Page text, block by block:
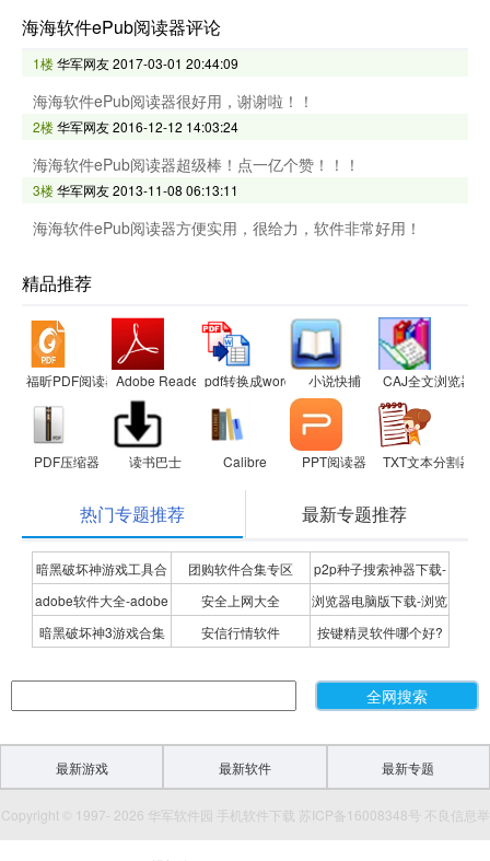
海海软件ePub阅读器评论
1楼华军网友2017-03-01 20:44:09
海海软件ePub阅读器很好用，谢谢啦！！
2楼华军网友2016-12-12 14:03:24
海海软件ePub阅读器超级棒！点一亿个赞！！！
3楼华军网友2013-11-08 06:13:11
海海软件ePub阅读器方便实用，很给力，软件非常好用！
精品推荐
福昕PDF阅读器Adobe Reader XIpdf转换成word转换器小说快捕 CAJ全文浏览器
PDF压缩器 读书巴士 Calibre PPT阅读器 TXT文本分割器
热门专题推荐 最新专题推荐
暗黑破坏神游戏工具合
集
团购软件合集专区
p2p种子搜索神器下载-
P2P种子搜索神器专题
adobe软件大全-adobe
全系列软件下载-adobe
安全上网大全
浏览器电脑版下载-浏览
器下载合集
暗黑破坏神3游戏合集 安信行情软件
按键精灵软件哪个好?
最新游戏 最新软件 最新专题
Copyright © 1997- 2026 华军软件园 手机软件下载 苏ICP备16008348号 不良信息举